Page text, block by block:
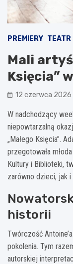
PREMIERY TEATR
Mali
Księcia”
12 czerwca 2026
W nadchodzący
niepowtarzalną
„Małego Księcia”.
przegotowała
Kultury i Biblioteki,
zarówno dzieci, jak i
historii
Twórczość
pokolenia. Tym
autorskiej